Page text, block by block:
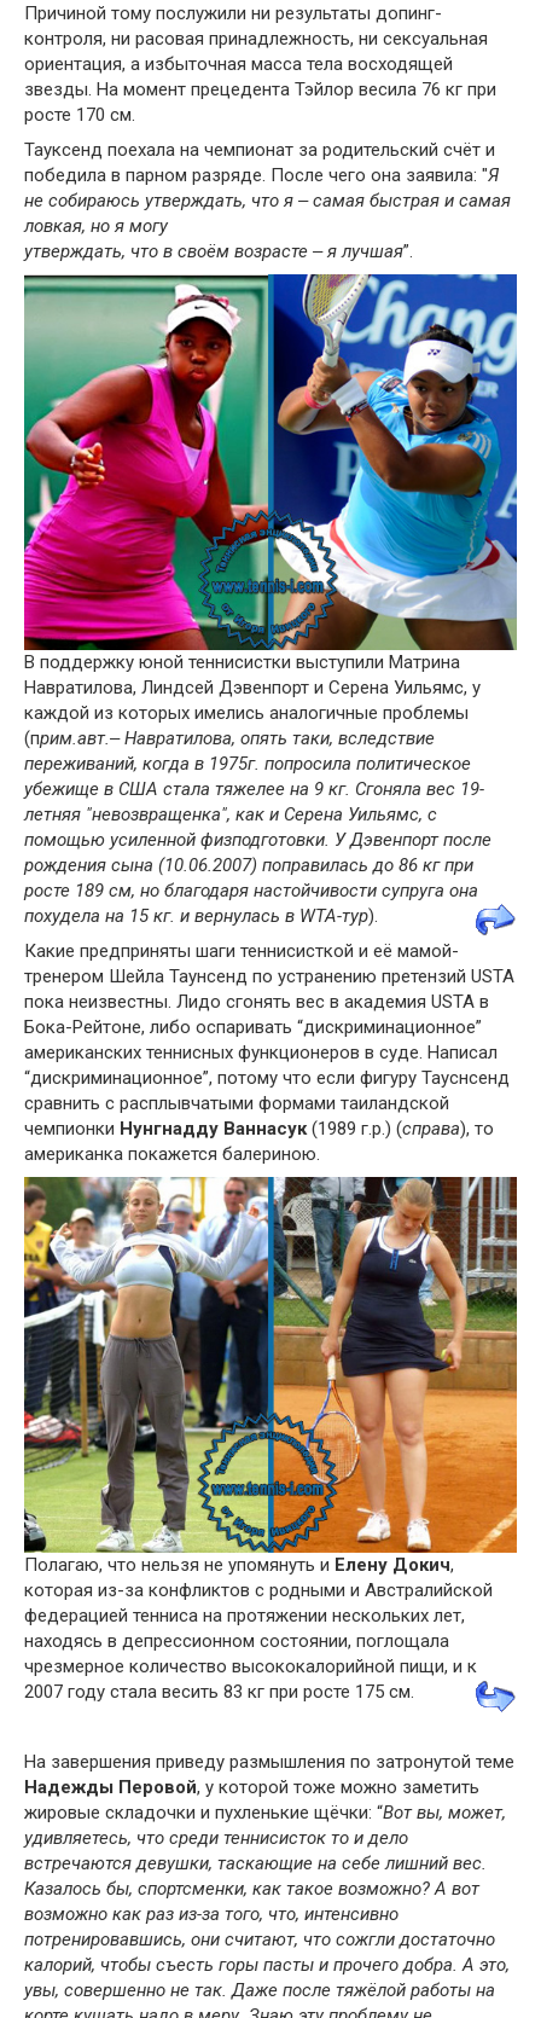
Причиной тому послужили ни результаты допинг-
контроля, ни расовая принадлежность, ни сексуальная
ориентация, а избыточная масса тела восходящей
звезды. На момент прецедента Тэйлор весила 76 кг при
росте 170 см.
Тауксенд поехала на чемпионат за родительский счёт и
победила в парном разряде. После чего она заявила: "Я
не собираюсь утверждать, что я ‒ самая быстрая и самая
ловкая, но я могу
утверждать, что в своём возрасте ‒ я лучшая”.
В поддержку юной теннисистки выступили Матрина
Навратилова, Линдсей Дэвенпорт и Серена Уильямс, у
каждой из которых имелись аналогичные проблемы
(прим.авт.‒ Навратилова, опять таки, вследствие
переживаний, когда в 1975г. попросила политическое
убежище в США стала тяжелее на 9 кг. Сгоняла вес 19-
летняя "невозвращенка", как и Серена Уильямс, с
помощью усиленной физподготовки. У Дэвенпорт после
рождения сына (10.06.2007) поправилась до 86 кг при
росте 189 см, но благодаря настойчивости супруга она
похудела на 15 кг. и вернулась в WTA-тур).
Какие предприняты шаги теннисисткой и её мамой-
тренером Шейла Таунсенд по устранению претензий USTA
пока неизвестны. Лидо сгонять вес в академия USTA в
Бока-Рейтоне, либо оспаривать “дискриминационное”
американских теннисных функционеров в суде. Написал
“дискриминационное”, потому что если фигуру Тауснсенд
сравнить с расплывчатыми формами таиландской
чемпионки Нунгнадду Ваннасук(1989 г.р.) (справа), то
американка покажется балериною.
Полагаю, что нельзя не упомянуть и Елену Докич,
которая из-за конфликтов с родными и Австралийской
федерацией тенниса на протяжении нескольких лет,
находясь в депрессионном состоянии, поглощала
чрезмерное количество высококалорийной пищи, и к
2007 году стала весить 83 кг при росте 175 см.
На завершения приведу размышления по затронутой теме
Надежды Перовой, у которой тоже можно заметить
жировые складочки и пухленькие щёчки: “Вот вы, может,
удивляетесь, что среди теннисисток то и дело
встречаются девушки, таскающие на себе лишний вес.
Казалось бы, спортсменки, как такое возможно? А вот
возможно как раз из-за того, что, интенсивно
потренировавшись, они считают, что сожгли достаточно
калорий, чтобы съесть горы пасты и прочего добра. А это,
увы, совершенно не так. Даже после тяжёлой работы на